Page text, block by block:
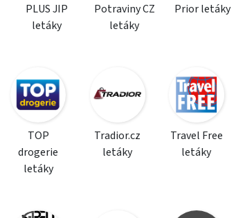
PLUS JIP
letáky
Potraviny CZ
letáky
Prior letáky
TOP
drogerie
letáky
Tradior.cz
letáky
Travel Free
letáky